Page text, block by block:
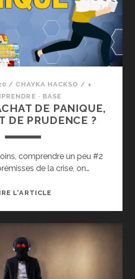
DEVENIR
AUTORITAIRE
QUAND
LA
SITUATION
Y
/ CHAYKA HACKSO / ⬧
· BASE
DE PANIQUE,
DE PRUDENCE ?
comprendre un peu #2
de la crise, on…
L'ARTICLE
ACHAT